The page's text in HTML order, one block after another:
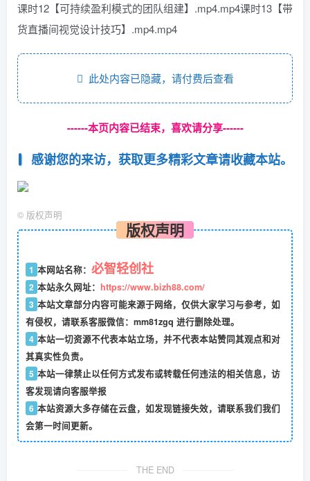
课时12【可持续盈利模式的团队组建】.mp4.mp4课时13【带
货直播间视觉设计技巧】.mp4.mp4
此处内容已隐藏，请付费后查看
------本页内容已结束，喜欢请分享------
感谢您的来访，获取更多精彩文章请收藏本站。
© 版权声明
版权声明
1 本网站名称： 必智轻创社
2 本站永久网址： https://www.bizh88.com/
3 本站文章部分内容可能来源于网络，仅供大家学习与参考，如
有侵权，请联系客服微信：mm81zgq 进行删除处理。
4 本站一切资源不代表本站立场，并不代表本站赞同其观点和对
其真实性负责。
5 本站一律禁止以任何方式发布或转载任何违法的相关信息，访
客发现请向客服举报
6 本站资源大多存储在云盘，如发现链接失效，请联系我们我们
会第一时间更新。
THE END